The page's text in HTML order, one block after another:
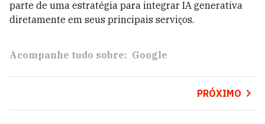
parte de uma estratégia para integrar IA generativa
diretamente em seus principais serviços.
Acompanhe tudo sobre: Google
PRÓXIMO